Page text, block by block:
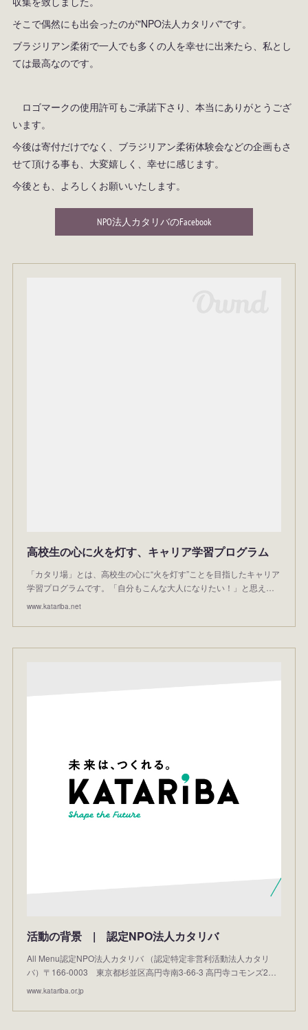
そこで偶然にも出会ったのが"NPO法人カタリバ"です。
ブラジリアン柔術で一人でも多くの人を幸せに出来たら、私とし
ては最高なのです。
ロゴマークの使用許可もご承諾下さり、本当にありがとうござ
います。
今後は寄付だけでなく、ブラジリアン柔術体験会などの企画もさ
せて頂ける事も、大変嬉しく、幸せに感じます。
今後とも、よろしくお願いいたします。
NPO法人カタリバのFacebook
高校生の心に火を灯す、キャリア学習プログラム
「カタリ場」とは、高校生の心に“火を灯す”ことを目指したキャリア
学習プログラムです。「自分もこんな大人になりたい！」と思え…
www.katariba.net
活動の背景 | 認定NPO法人カタリバ
All Menu認定NPO法人カタリバ （認定特定非営利活動法人カタリ
バ）〒166-0003 東京都杉並区高円寺南3-66-3 高円寺コモンズ2…
www.katariba.or.jp